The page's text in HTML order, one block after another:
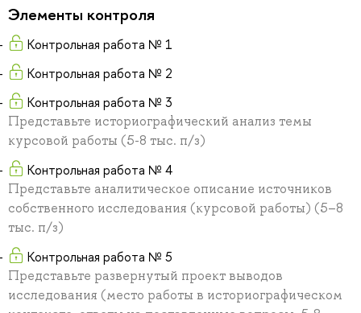
Элементы контроля
Контрольная работа № 1
Контрольная работа № 2
Контрольная работа № 3
Представьте историографический анализ темы
курсовой работы (5-8 тыс. п/з)
Контрольная работа № 4
Представьте аналитическое описание источников
собственного исследования (курсовой работы) (5–8
тыс. п/з)
Контрольная работа № 5
Представьте развернутый проект выводов
исследования (место работы в историографическом